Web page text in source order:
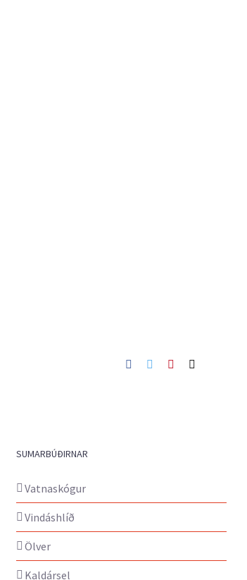
Facebook
TwitterPinterest
SUMARBÚÐIRNAR
Vatnaskógur
Vindáshlíð
Ölver
Kaldársel